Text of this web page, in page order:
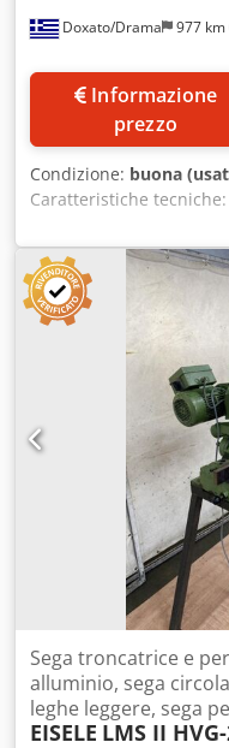
Doxato/Drama 977 km
prezzo
Condizione: buona
Caratteristiche tecniche:
IDRAULICA Dcjde Dv
400 mm
Sega troncatrice e
alluminio, sega
leghe leggere, sega
EISELE LMS II